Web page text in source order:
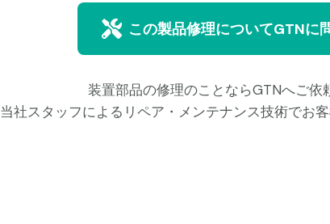
この製品修理についてGTNに
装置部品の修理のことならGTNへご依
当社スタッフによるリペア・メンテナンス技術でお